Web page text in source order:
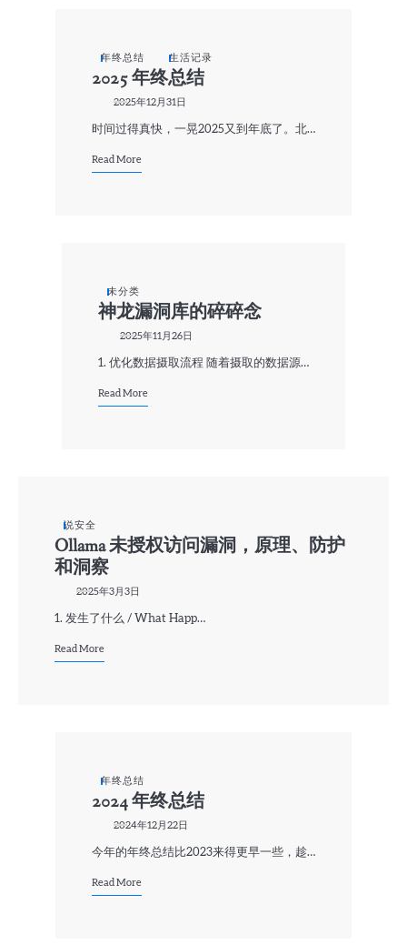
年终总结 生活记录
2025 年终总结
2025年12月31日
时间过得真快，一晃2025又到年底了。北…
Read More
未分类
神龙漏洞库的碎碎念
2025年11月26日
1. 优化数据摄取流程 随着摄取的数据源…
Read More
说安全
Ollama 未授权访问漏洞，原理、防护
和洞察
2025年3月3日
1. 发生了什么 / What Happ…
Read More
年终总结
2024 年终总结
2024年12月22日
今年的年终总结比2023来得更早一些，趁…
Read More